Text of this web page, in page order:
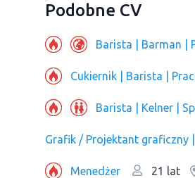
Podobne CV
Barista | Barman |
Cukiernik | Barista |
Barista | Kelner |
Grafik / Projektant graficzny
Menedżer 21 lat